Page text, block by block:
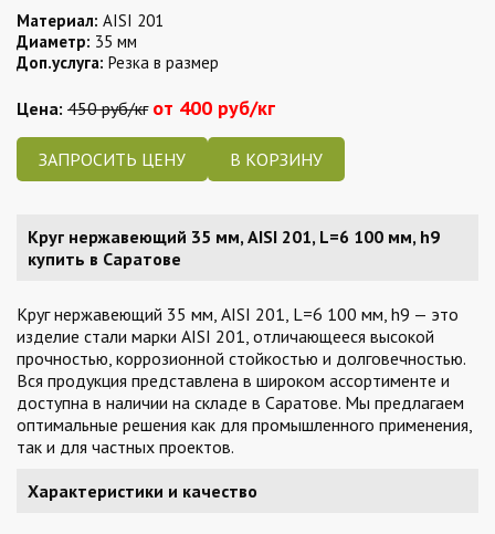
Материал: AISI 201
Диаметр: 35 мм
Доп.услуга: Резка в размер
Цена: 450 руб/кг от 400 руб/кг
ЗАПРОСИТЬ ЦЕНУ
Круг нержавеющий 35 мм, AISI 201, L=6 100 мм, h9
купить в Саратове
Круг нержавеющий 35 мм, AISI 201, L=6 100 мм, h9 — это
изделие стали марки AISI 201, отличающееся высокой
прочностью, коррозионной стойкостью и долговечностью.
Вся продукция представлена в широком ассортименте и
доступна в наличии на складе в Саратове. Мы предлагаем
оптимальные решения как для промышленного применения,
так и для частных проектов.
Характеристики и качество